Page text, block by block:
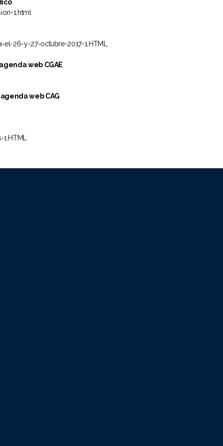
1.html
26-y-27-octubre-2017-1.HTML
web CGAE
agenda web CAG